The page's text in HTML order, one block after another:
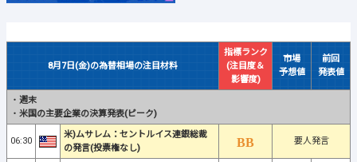
8月7日(金)の為替相場の注目材料
指標ランク
(注目度＆
影響度)
市場
予想値
前回
発表値
・ 週末
・ 米国の主要企業の決算発表(ピーク)
06:30
米)ムサレム：セントルイス連銀総裁
の発言(投票権なし)
要人発言